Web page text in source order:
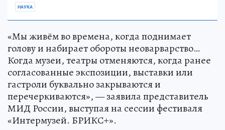
НАУКА
«Мы живём во времена, когда поднимает
голову и набирает обороты неоварварство…
Когда музеи, театры отменяются, когда ранее
согласованные экспозиции, выставки или
гастроли буквально закрываются и
перечеркиваются», — заявила представитель
МИД России, выступая на сессии фестиваля
«Интермузей. БРИКС+».